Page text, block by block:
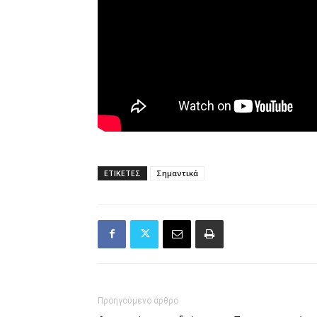
ΕΤΙΚΕΤΕΣ Σημαντικά
Προηγούμενο άρθρο